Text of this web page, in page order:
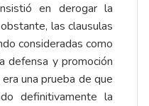
en derogar la
las clausulas
consideradas como
defensa y promoción
una prueba de que
definitivamente la